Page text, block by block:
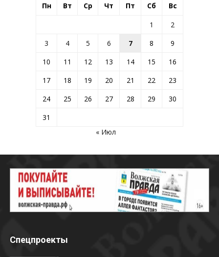
Пн Вт Ср Чт Пт Сб Вс
1
2
3
4 5 6 7 8
9
10
11 12 13 14 15
16
17
18 19 20 21 22
23
24
25 26 27 28 29
30
31
« Июл
Спецпроекты